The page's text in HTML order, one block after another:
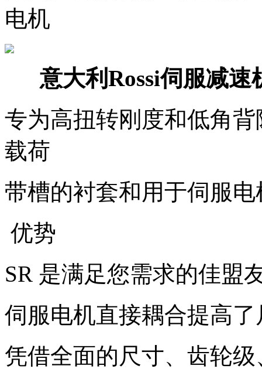
电机
意大利Rossi伺服减速
专为高扭转刚度和低角
载荷
带槽的衬套和用于伺服
优势
SR 是满足您需求的佳盟
伺服电机直接耦合提高
凭借全面的尺寸、齿轮